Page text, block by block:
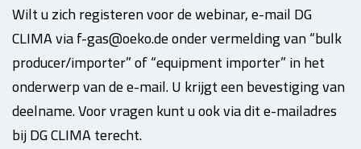
Wilt u zich registeren voor de webinar, e-mail DG
CLIMA via f-gas@oeko.de onder vermelding van “bulk
producer/importer” of “equipment importer” in het
onderwerp van de e-mail. U krijgt een bevestiging van
deelname. Voor vragen kunt u ook via dit e-mailadres
bij DG CLIMA terecht.